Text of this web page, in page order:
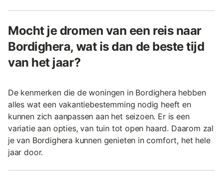
Mocht je dromen van een reis naar
Bordighera, wat is dan de beste tijd
van het jaar?
De kenmerken die de woningen in Bordighera hebben
alles wat een vakantiebestemming nodig heeft en
kunnen zich aanpassen aan het seizoen. Er is een
variatie aan opties, van tuin tot open haard. Daarom zal
je van Bordighera kunnen genieten in comfort, het hele
jaar door.